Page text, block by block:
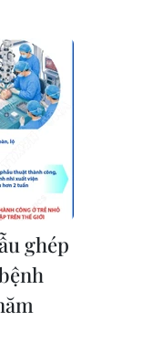
ghép